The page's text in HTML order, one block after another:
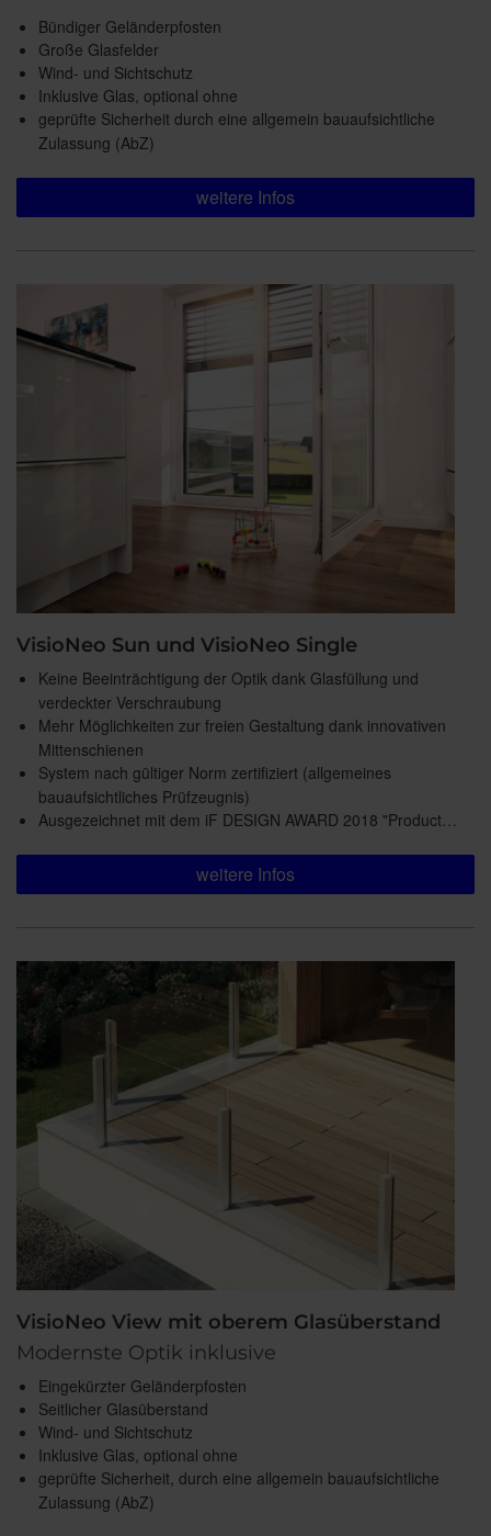
Bündiger Geländerpfosten
Große Glasfelder
Wind- und Sichtschutz
Inklusive Glas, optional ohne
geprüfte Sicherheit durch eine allgemein bauaufsichtliche
Zulassung (AbZ)
weitere Infos
VisioNeo Sun und VisioNeo Single
Keine Beeinträchtigung der Optik dank Glasfüllung und
verdeckter Verschraubung
Mehr Möglichkeiten zur freien Gestaltung dank innovativen
Mittenschienen
System nach gültiger Norm zertifiziert (allgemeines
bauaufsichtliches Prüfzeugnis)
Ausgezeichnet mit dem iF DESIGN AWARD 2018 "Product…
weitere Infos
VisioNeo View mit oberem Glasüberstand
Modernste Optik inklusive
Eingekürzter Geländerpfosten
Seitlicher Glasüberstand
Wind- und Sichtschutz
Inklusive Glas, optional ohne
geprüfte Sicherheit, durch eine allgemein bauaufsichtliche
Zulassung (AbZ)